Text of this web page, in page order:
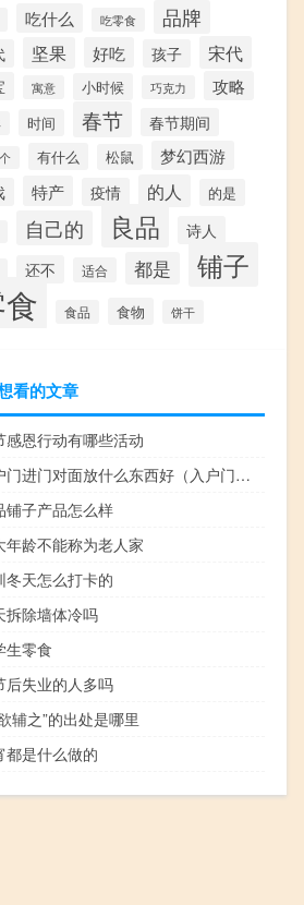
吃什么 吃零食 品牌
坚果 好吃 孩子 宋代
寓意 小时候 巧克力 攻略
时间 春节 春节期间
有什么 松鼠 梦幻西游
特产 疫情 的人 的是
自己的 良品 诗人
还不 适合 都是 铺子
食品 食物 饼干
看的文章
感恩行动有哪些活动
入户门进门对面放什么东西好（入户门对面摆放什么好）
铺子产品怎么样
年龄不能称为老人家
冬天怎么打卡的
拆除墙体冷吗
生零食
后失业的人多吗
辅之”的出处是哪里
都是什么做的